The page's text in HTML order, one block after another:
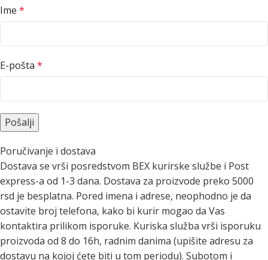
Ime *
E-pošta *
Poručivanje i dostava
Dostava se vrši posredstvom BEX kurirske službe i Post
express-a od 1-3 dana. Dostava za proizvode preko 5000
rsd je besplatna. Pored imena i adrese, neophodno je da
ostavite broj telefona, kako bi kurir mogao da Vas
kontaktira prilikom isporuke. Kuriska služba vrši isporuku
proizvoda od 8 do 16h, radnim danima (upišite adresu za
dostavu na kojoj ćete biti u tom periodu). Subotom i